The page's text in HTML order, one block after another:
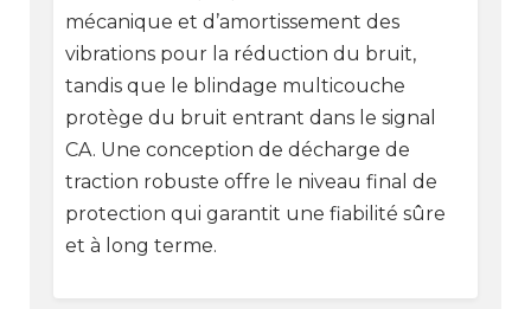
mécanique et d’amortissement des
vibrations pour la réduction du bruit,
tandis que le blindage multicouche
protège du bruit entrant dans le signal
CA. Une conception de décharge de
traction robuste offre le niveau final de
protection qui garantit une fiabilité sûre
et à long terme.